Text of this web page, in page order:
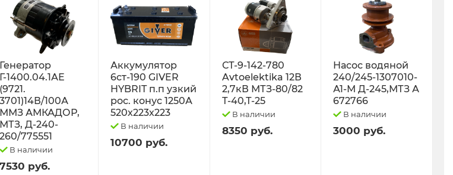
Генератор
Г-1400.04.1АЕ
(9721.
3701)14В/100А
ММЗ АМКАДОР,
МТЗ, Д-240-
260/775551
В наличии
7530 руб.
Аккумулятор
6ст-190 GIVER
HYBRIT п.п узкий
рос. конус 1250А
520х223х223
В наличии
10700 руб.
СТ-9-142-780
Avtoelektika 12В
2,7кВ МТЗ-80/82
Т-40,Т-25
В наличии
8350 руб.
Насос водяной
240/245-1307010-
А1-М Д-245,МТЗ А
672766
В наличии
3000 руб.